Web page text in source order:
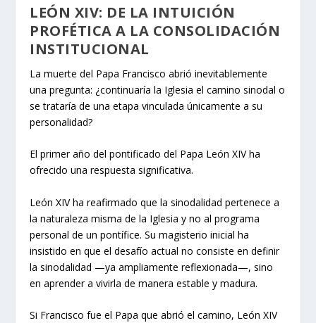
LEÓN XIV: DE LA INTUICIÓN
PROFÉTICA A LA CONSOLIDACIÓN
INSTITUCIONAL
La muerte del Papa Francisco abrió inevitablemente
una pregunta: ¿continuaría la Iglesia el camino sinodal o
se trataría de una etapa vinculada únicamente a su
personalidad?
El primer año del pontificado del Papa León XIV ha
ofrecido una respuesta significativa.
León XIV ha reafirmado que la sinodalidad pertenece a
la naturaleza misma de la Iglesia y no al programa
personal de un pontífice. Su magisterio inicial ha
insistido en que el desafío actual no consiste en definir
la sinodalidad —ya ampliamente reflexionada—, sino
en aprender a vivirla de manera estable y madura.
Si Francisco fue el Papa que abrió el camino, León XIV